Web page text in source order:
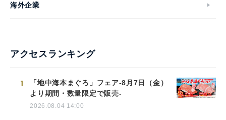
海外企業
アクセスランキング
1
「地中海本まぐろ」フェア-8月7日（金）
より期間・数量限定で販売-
2026.08.04 14:00